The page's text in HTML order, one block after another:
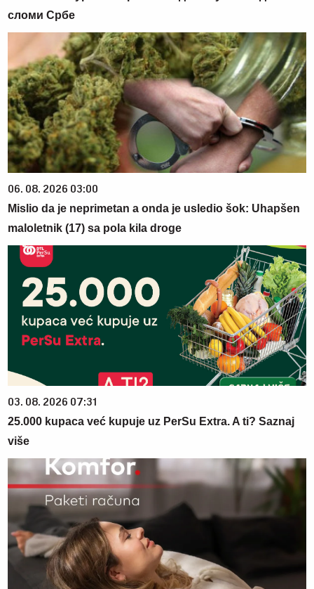
сломи Србе
06. 08. 2026 03:00
Mislio da je neprimetan a onda je usledio šok: Uhapšen
maloletnik (17) sa pola kila droge
03. 08. 2026 07:31
25.000 kupaca već kupuje uz PerSu Extra. A ti? Saznaj
više